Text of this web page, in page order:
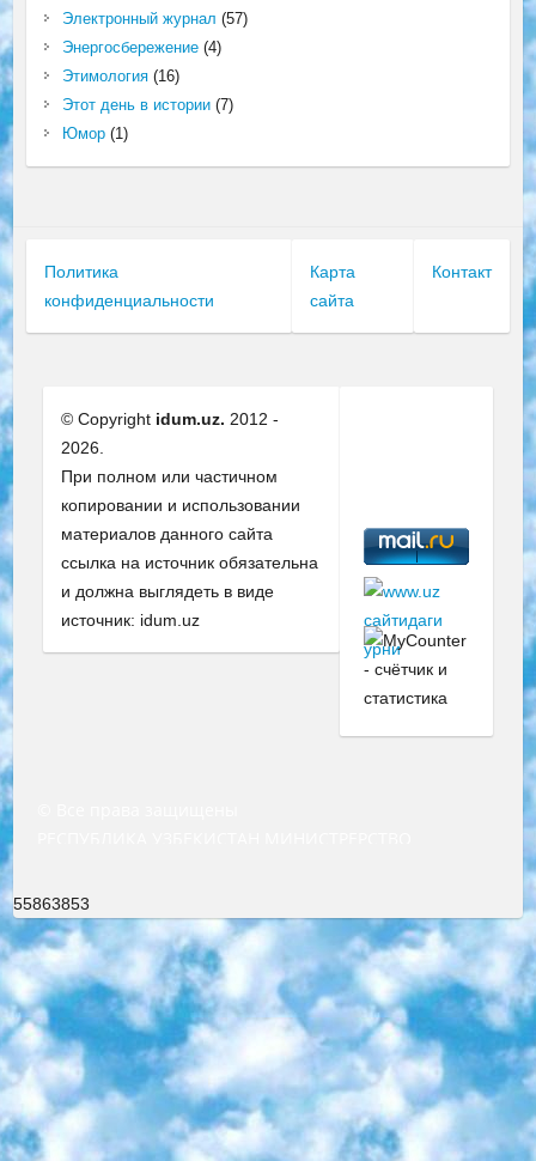
Электронный журнал (57)
Энергосбережение(4)
Этимология(16)
Этот день в истории(7)
Юмор(1)
Политика
конфиденциальности
Карта
сайта
Контакт
© Copyright idum.uz. 2012 -
2026.
При полном или частичном
копировании и использовании
материалов данного сайта
ссылка на источник обязательна
и должна выглядеть в виде
источник: idum.uz
55863853